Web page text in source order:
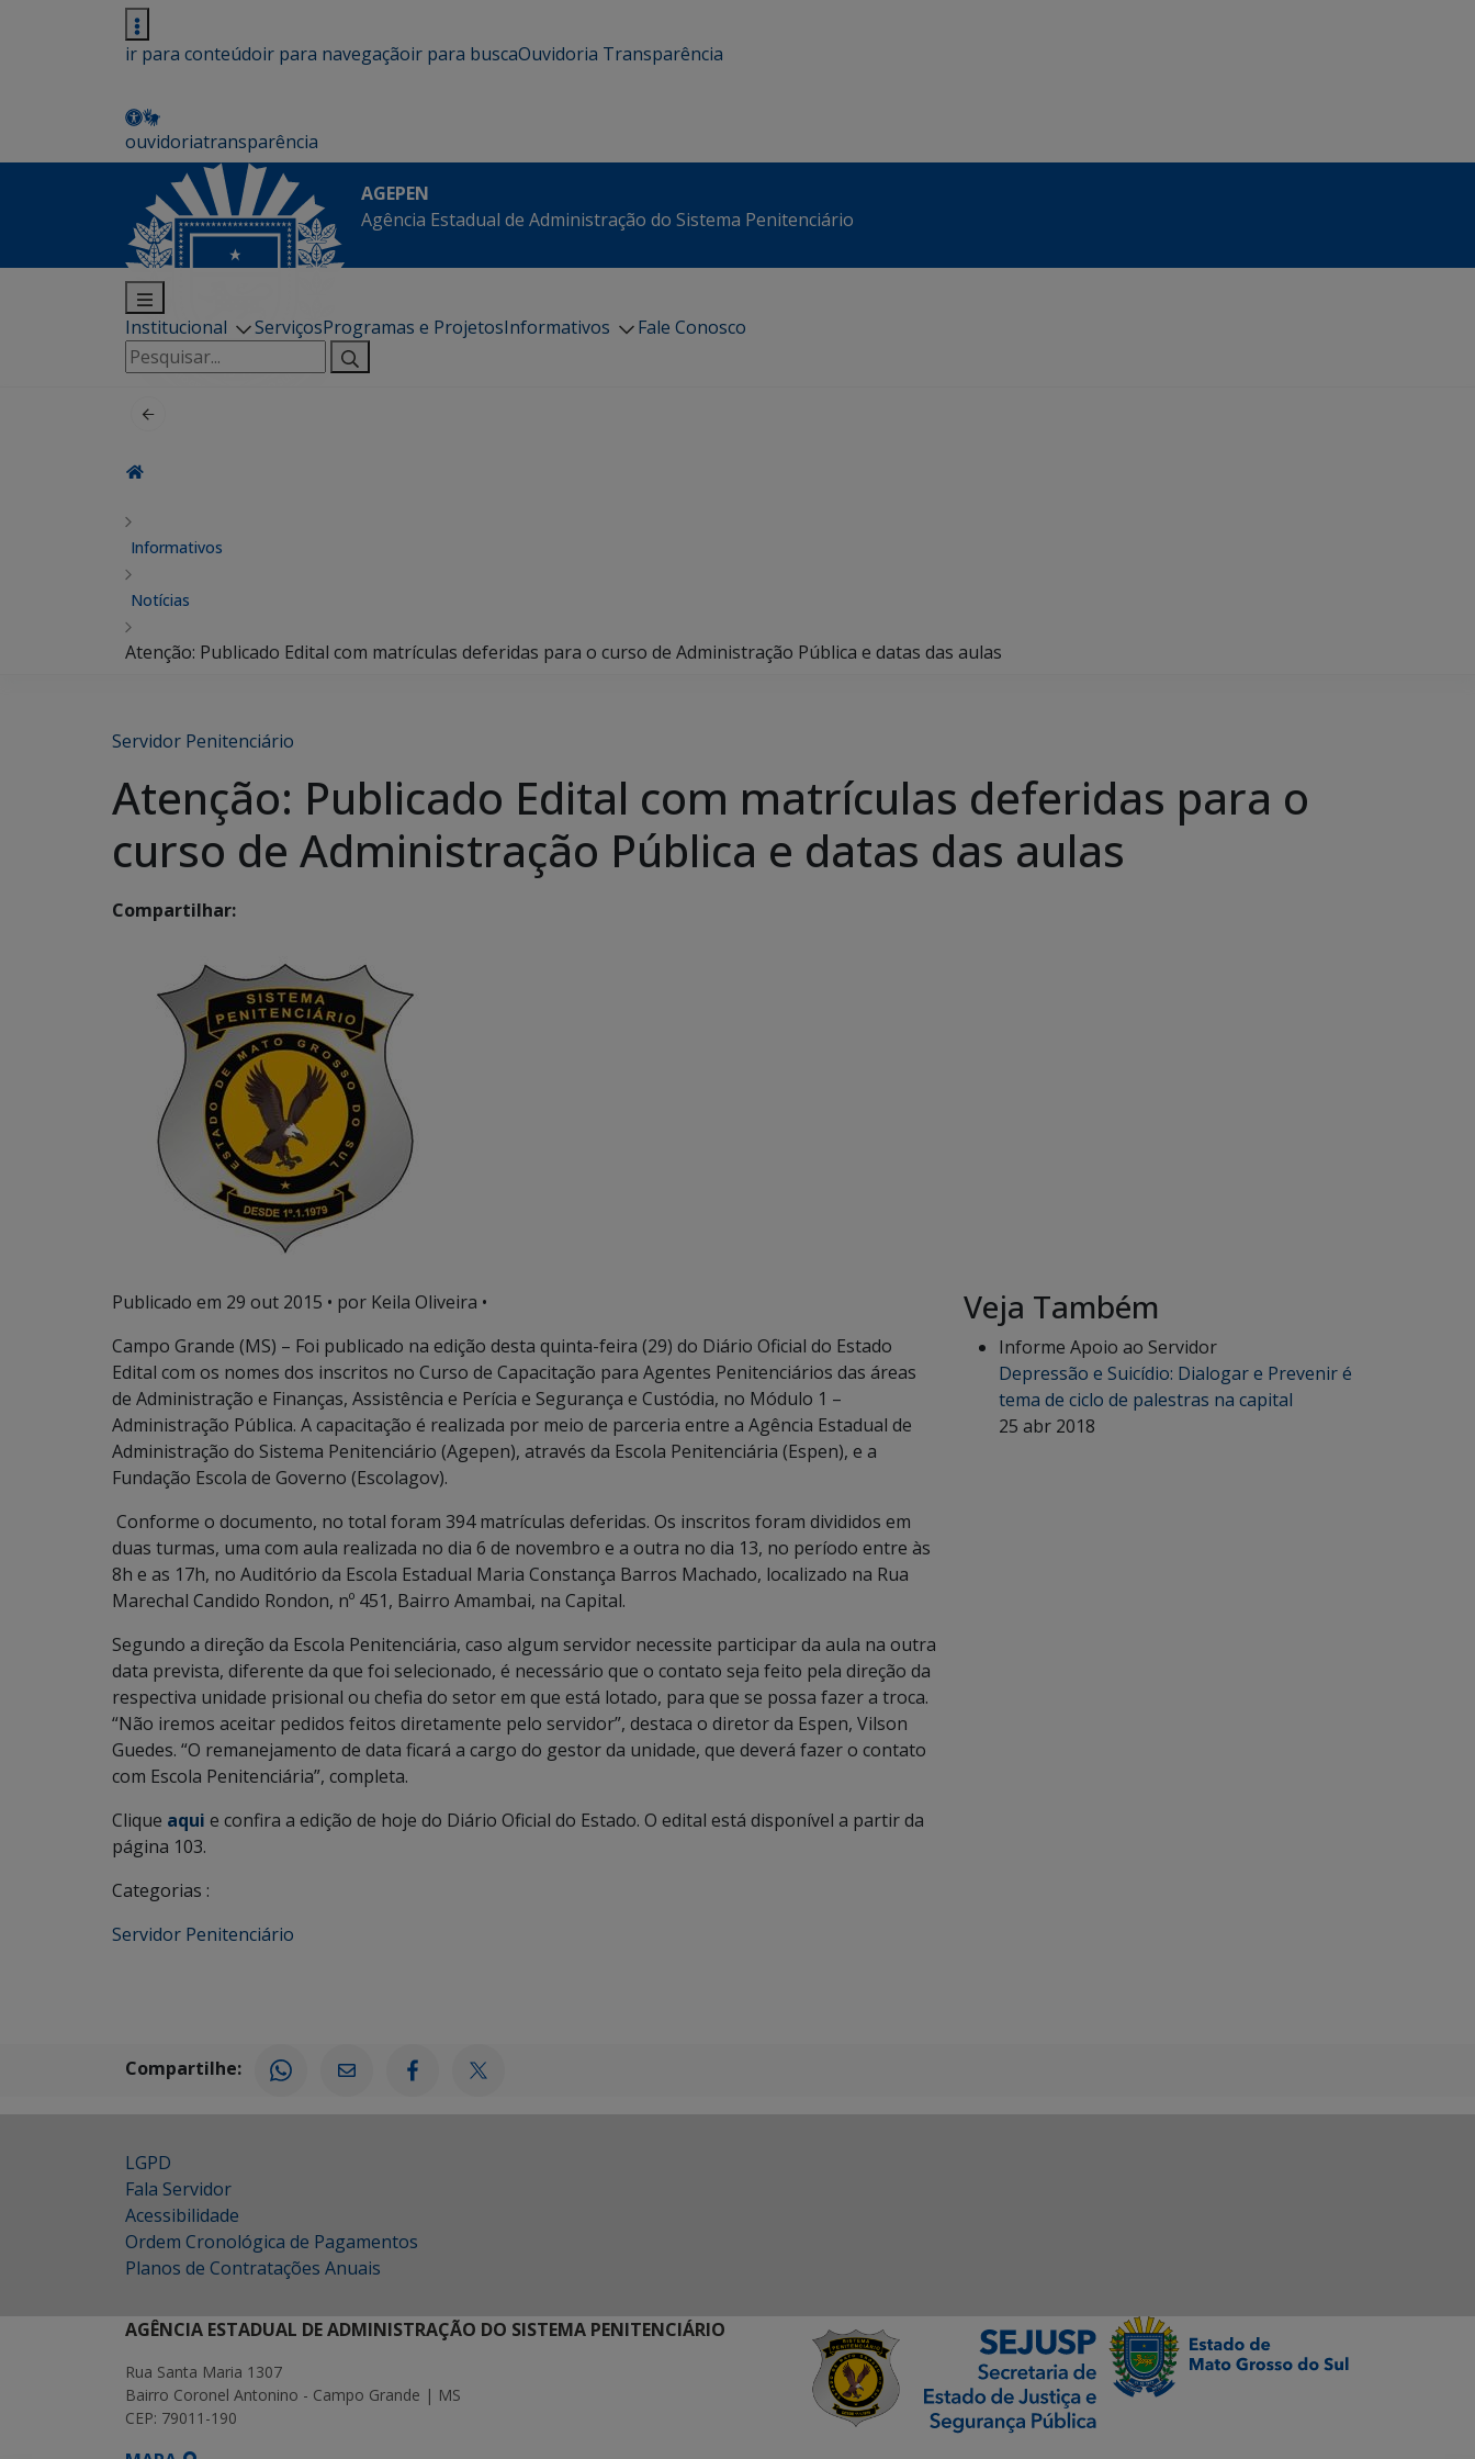
ir para conteúdoir para navegaçãoir para buscaOuvidoria Transparência
ouvidoriatransparência
AGEPEN
Agência Estadual de Administração do Sistema Penitenciário
Institucional ServiçosProgramas e ProjetosInformativos
Fale Conosco
Pesquisar
por:
Informativos
Notícias
Atenção: Publicado Edital com matrículas deferidas para o curso de Administração Pública e datas das aulas
Servidor Penitenciário
Atenção: Publicado Edital com matrículas deferidas para o
curso de Administração Pública e datas das aulas
Compartilhar:
Publicado em 29 out 2015 • por Keila Oliveira •
Campo Grande (MS) – Foi publicado na edição desta quinta-feira (29) do Diário Oficial do Estado
Edital com os nomes dos inscritos no Curso de Capacitação para Agentes Penitenciários das áreas
de Administração e Finanças, Assistência e Perícia e Segurança e Custódia, no Módulo 1 –
Administração Pública. A capacitação é realizada por meio de parceria entre a Agência Estadual de
Administração do Sistema Penitenciário (Agepen), através da Escola Penitenciária (Espen), e a
Fundação Escola de Governo (Escolagov).
Conforme o documento, no total foram 394 matrículas deferidas. Os inscritos foram divididos em
duas turmas, uma com aula realizada no dia 6 de novembro e a outra no dia 13, no período entre às
8h e as 17h, no Auditório da Escola Estadual Maria Constança Barros Machado, localizado na Rua
Marechal Candido Rondon, nº 451, Bairro Amambai, na Capital.
Segundo a direção da Escola Penitenciária, caso algum servidor necessite participar da aula na outra
data prevista, diferente da que foi selecionado, é necessário que o contato seja feito pela direção da
respectiva unidade prisional ou chefia do setor em que está lotado, para que se possa fazer a troca.
“Não iremos aceitar pedidos feitos diretamente pelo servidor”, destaca o diretor da Espen, Vilson
Guedes. “O remanejamento de data ficará a cargo do gestor da unidade, que deverá fazer o contato
com Escola Penitenciária”, completa.
Clique aqui e confira a edição de hoje do Diário Oficial do Estado. O edital está disponível a partir da
página 103.
Categorias :
Servidor Penitenciário
Veja Também
Informe Apoio ao Servidor
Depressão e Suicídio: Dialogar e Prevenir é
tema de ciclo de palestras na capital
25 abr 2018
Compartilhe:
LGPD
Fala Servidor
Acessibilidade
Ordem Cronológica de Pagamentos
Planos de Contratações Anuais
AGÊNCIA ESTADUAL DE ADMINISTRAÇÃO DO SISTEMA PENITENCIÁRIO
Rua Santa Maria 1307
Bairro Coronel Antonino - Campo Grande | MS
CEP: 79011-190